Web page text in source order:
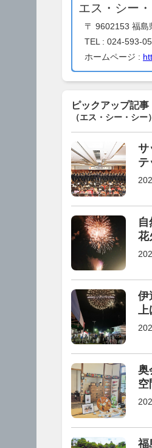
エス・シー
〒 9602153 福島
TEL : 024-593-
ホームページ :
ピックアップ記事
（エス・シー・シー）
サ
テ
花
伊
奥
空
福